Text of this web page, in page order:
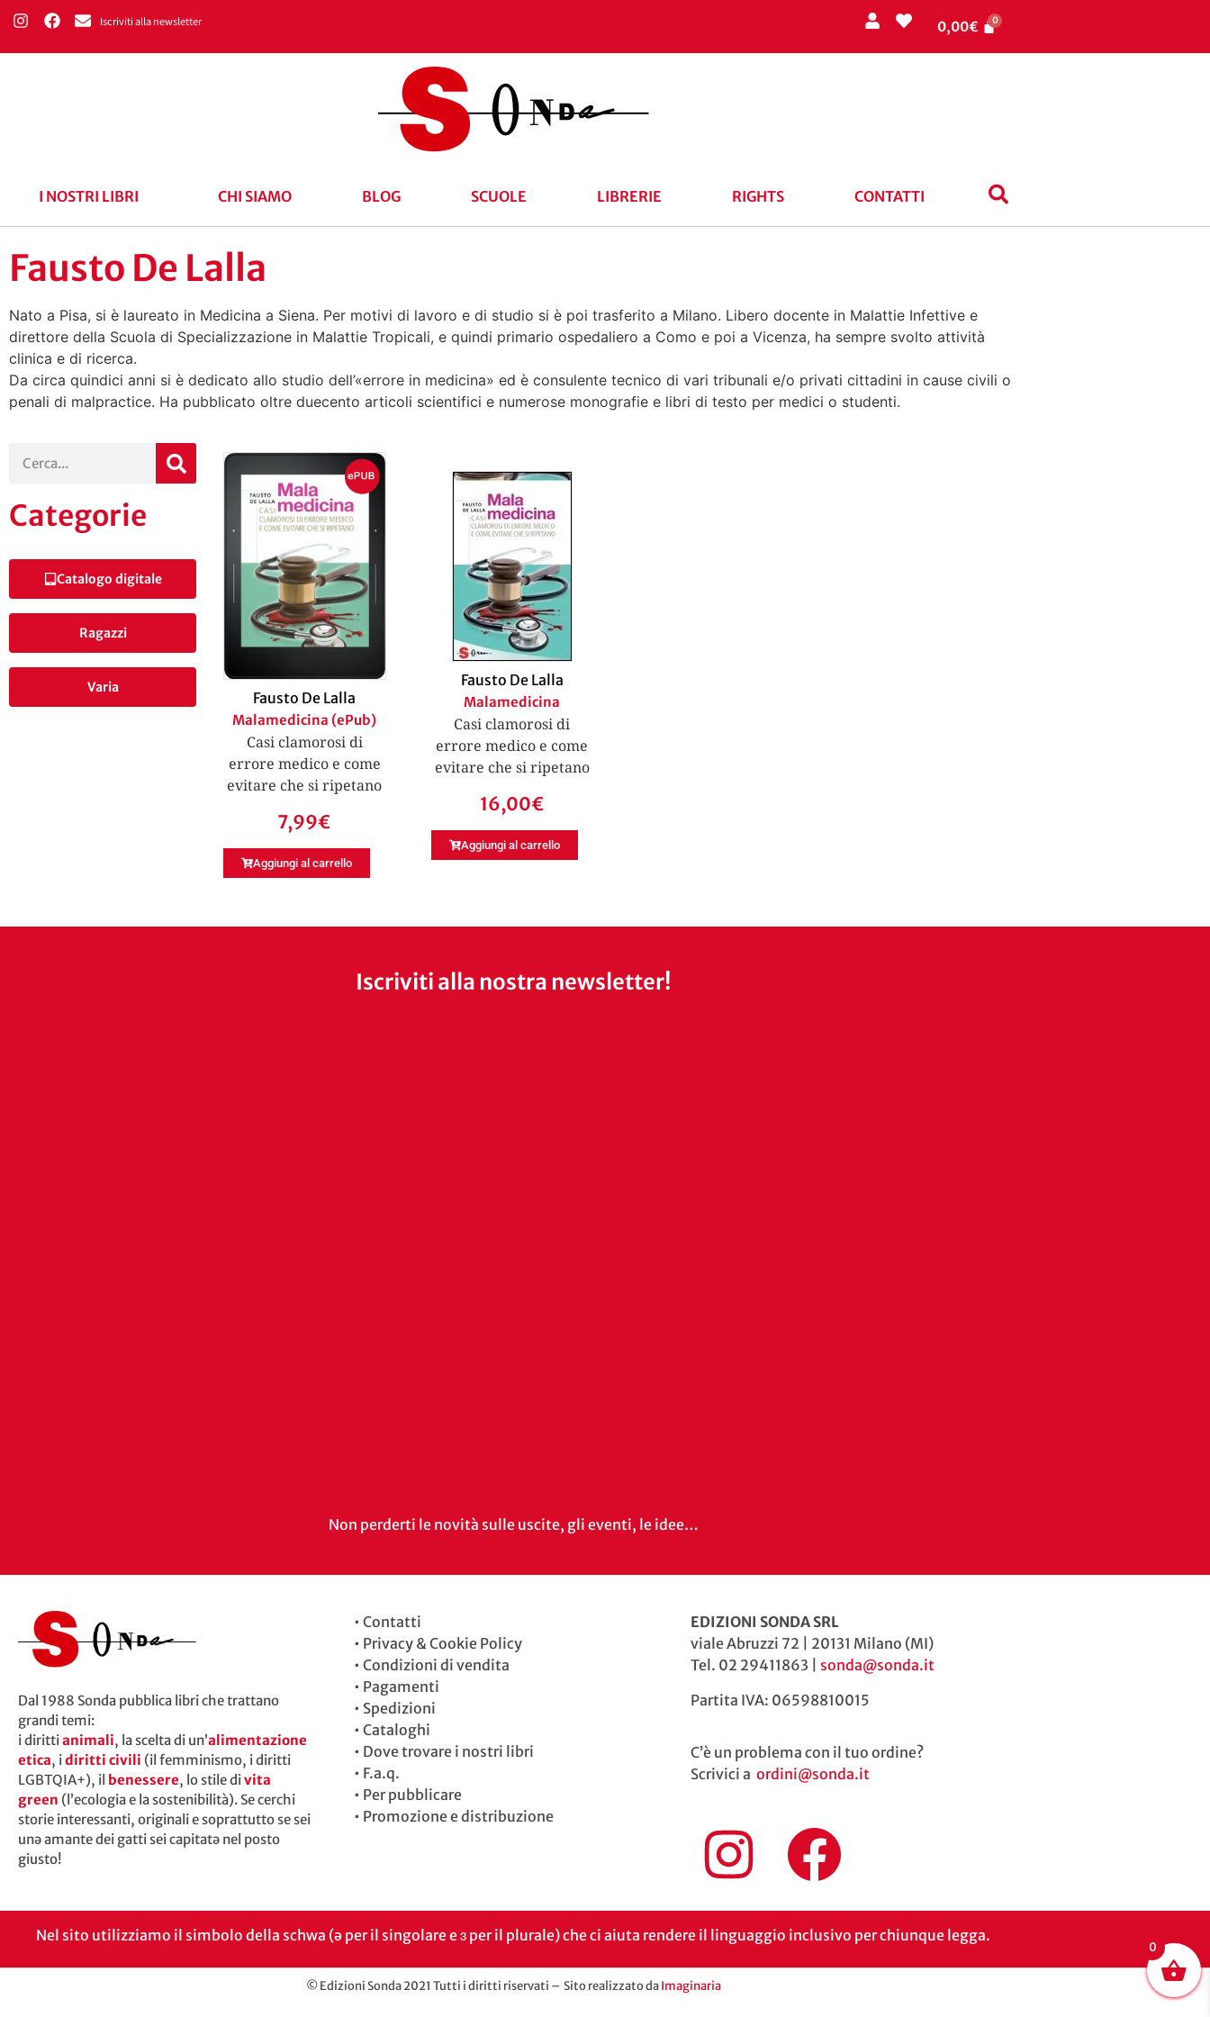
Iscriviti alla newsletter 0,00€
I NOSTRI LIBRI CHI SIAMO BLOG SCUOLE LIBRERIE RIGHTS CONTATTI
Fausto De Lalla
Nato a Pisa, si è laureato in Medicina a Siena. Per motivi di lavoro e di studio si è poi trasferito a Milano. Libero docente in Malattie Infettive e
direttore della Scuola di Specializzazione in Malattie Tropicali, e quindi primario ospedaliero a Como e poi a Vicenza, ha sempre svolto attività
clinica e di ricerca.
Da circa quindici anni si è dedicato allo studio dell’«errore in medicina» ed è consulente tecnico di vari tribunali e/o privati cittadini in cause civili o
penali di malpractice. Ha pubblicato oltre duecento articoli scientifici e numerose monografie e libri di testo per medici o studenti.
Categorie
Catalogo digitale
Ragazzi
Varia
Fausto De Lalla
Malamedicina (ePub)
Casi clamorosi di
errore medico e come
evitare che si ripetano
7,99€
Aggiungi al carrello
Fausto De Lalla
Malamedicina
Casi clamorosi di
errore medico e come
evitare che si ripetano
16,00€
Aggiungi al carrello
Iscriviti alla nostra newsletter!
Non perderti le novità sulle uscite, gli eventi, le idee…
Dal 1988 Sonda pubblica libri che trattano
grandi temi:
i dirittianimali, la scelta di un’alimentazione
etica, idiritti civili (il femminismo, i diritti
LGBTQIA+), il benessere, lo stile divita
green (l’ecologia e la sostenibilità). Se cerchi
storie interessanti, originali e soprattutto se sei
unə amante dei gatti sei capitatə nel posto
giusto!
•Contatti
• Privacy & Cookie Policy
•Condizioni di vendita
• Pagamenti
• Spedizioni
•Cataloghi
• Dove trovare i nostri libri
• F.a.q.
• Per pubblicare
• Promozione e distribuzione
EDIZIONI SONDA SRL
viale Abruzzi 72 | 20131 Milano (MI)
Tel. 02 29411863 | sonda@sonda.it
Partita IVA: 06598810015
C’è un problema con il tuo ordine?
Scrivici a ordini@sonda.it
Nel sito utilizziamo il simbolo della schwa (ə per il singolare e ɜ per il plurale) che ci aiuta rendere il linguaggio inclusivo per chiunque legga.
© Edizioni Sonda 2021 Tutti i diritti riservati – Sito realizzato daImaginaria
0